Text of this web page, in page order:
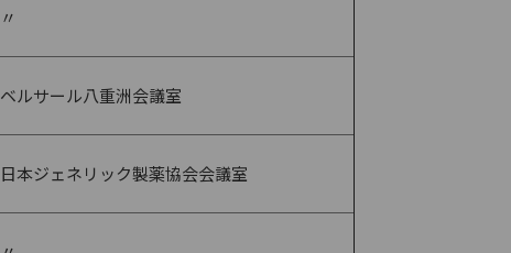
〃
ベルサール八重洲会議室
日本ジェネリック製薬協会会議室